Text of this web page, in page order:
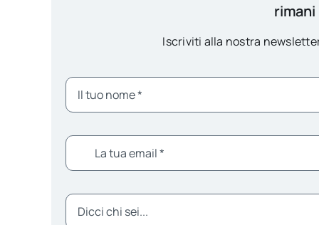
Iscriviti alla nostra